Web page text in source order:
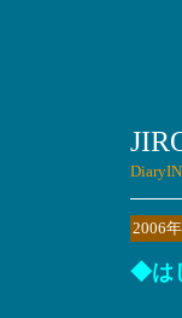
2006
◆は